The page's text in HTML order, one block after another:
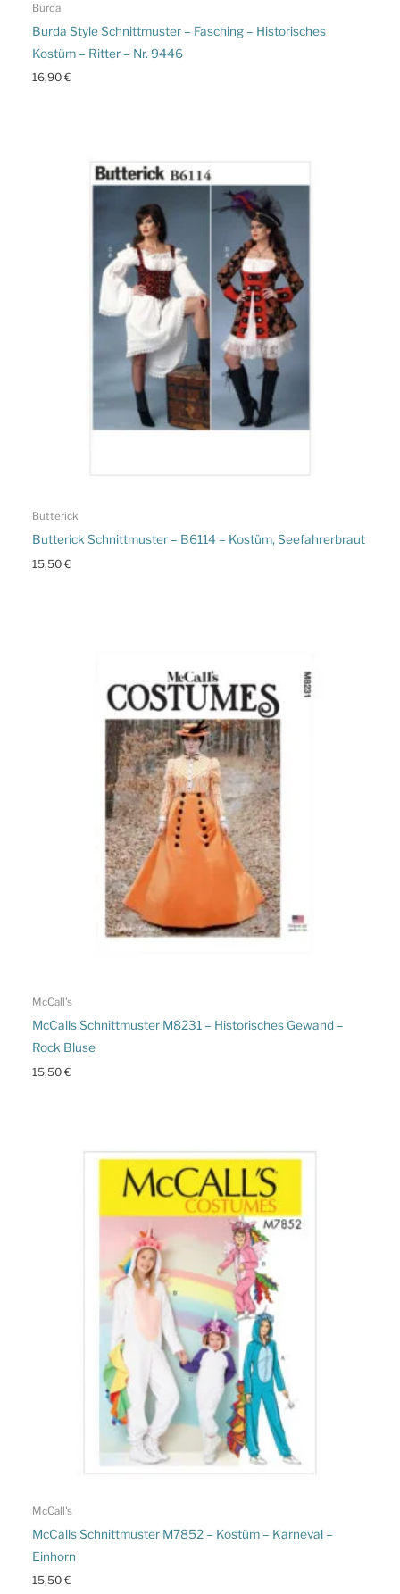
Burda
Burda Style Schnittmuster – Fasching – Historisches
Kostüm – Ritter – Nr. 9446
16,90€
Butterick
Butterick Schnittmuster – B6114 – Kostüm, Seefahrerbraut
15,50€
McCall's
McCalls Schnittmuster M8231 – Historisches Gewand –
Rock Bluse
15,50€
McCall's
McCalls Schnittmuster M7852 – Kostüm – Karneval –
Einhorn
15,50€